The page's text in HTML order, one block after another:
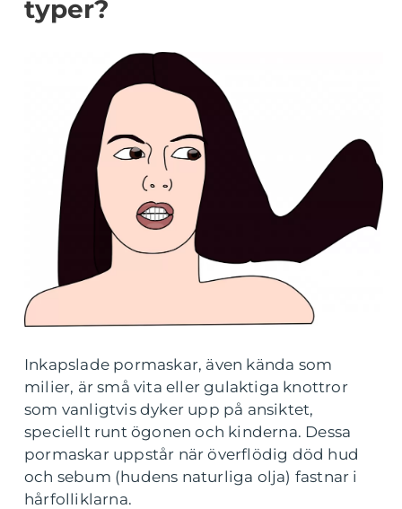
typer?
Inkapslade pormaskar, även kända som
milier, är små vita eller gulaktiga knottror
som vanligtvis dyker upp på ansiktet,
speciellt runt ögonen och kinderna. Dessa
pormaskar uppstår när överflödig död hud
och sebum (hudens naturliga olja) fastnar i
hårfolliklarna.